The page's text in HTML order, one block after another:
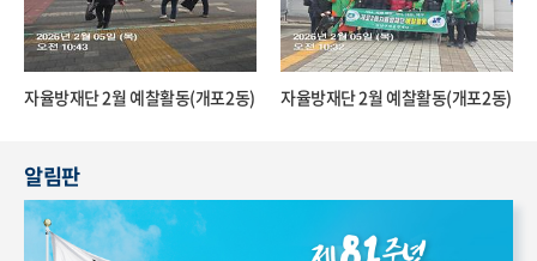
자율방재단 2월 예찰활동(개포2동) 자율방재단 2월 예찰활동(개포2동)
알림판